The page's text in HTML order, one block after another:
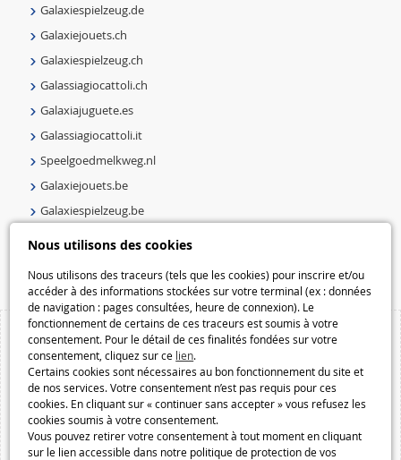
Nous utilisons des cookies
Nous utilisons des traceurs (tels que les cookies) pour inscrire et/ou
accéder à des informations stockées sur votre terminal (ex : données
de navigation : pages consultées, heure de connexion). Le
fonctionnement de certains de ces traceurs est soumis à votre
consentement. Pour le détail de ces finalités fondées sur votre
consentement, cliquez sur ce lien.
Certains cookies sont nécessaires au bon fonctionnement du site et
de nos services. Votre consentement n’est pas requis pour ces
cookies. En cliquant sur « continuer sans accepter » vous refusez les
cookies soumis à votre consentement.
Vous pouvez retirer votre consentement à tout moment en cliquant
sur le lien accessible dans notre politique de protection de vos
Galaxiespielzeug.de
Galaxiejouets.ch
Galaxiespielzeug.ch
Galassiagiocattoli.ch
Galaxiajuguete.es
Galassiagiocattoli.it
Speelgoedmelkweg.nl
Galaxiejouets.be
Galaxiespielzeug.be